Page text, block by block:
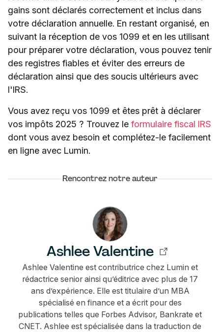
gains sont déclarés correctement et inclus dans
votre déclaration annuelle. En restant organisé, en
suivant la réception de vos 1099 et en les utilisant
pour préparer votre déclaration, vous pouvez tenir
des registres fiables et éviter des erreurs de
déclaration ainsi que des soucis ultérieurs avec
l'IRS.
Vous avez reçu vos 1099 et êtes prêt à déclarer
vos impôts 2025 ? Trouvez le formulaire fiscal IRS
dont vous avez besoin et complétez-le facilement
en ligne avec Lumin.
Rencontrez notre auteur
Ashlee Valentine
Ashlee Valentine est contributrice chez Lumin et
rédactrice senior ainsi qu’éditrice avec plus de 17
ans d’expérience. Elle est titulaire d’un MBA
spécialisé en finance et a écrit pour des
publications telles que Forbes Advisor, Bankrate et
CNET. Ashlee est spécialisée dans la traduction de